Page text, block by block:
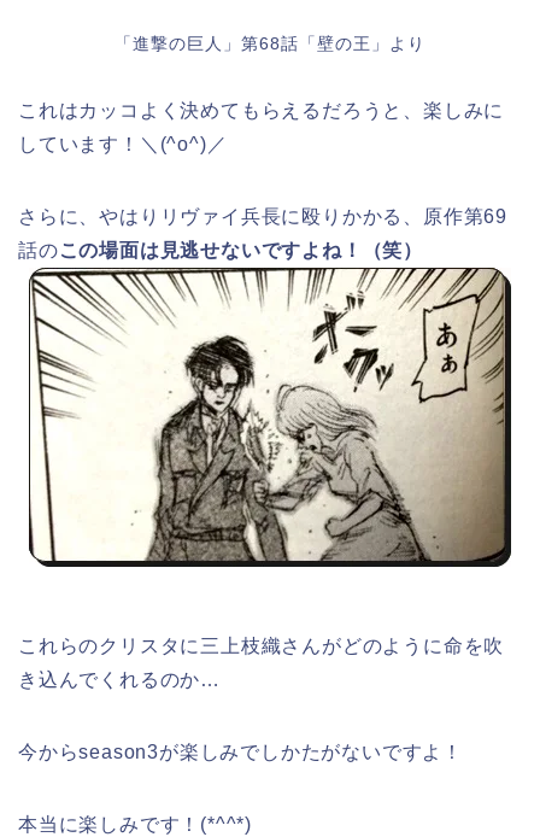
「進撃の巨人」第68話「壁の王」より
これはカッコよく決めてもらえるだろうと、楽しみに
しています！＼(^o^)／
さらに、やはりリヴァイ兵長に殴りかかる、原作第69
話のこの場面は見逃せないですよね！（笑）
これらのクリスタに三上枝織さんがどのように命を吹
き込んでくれるのか…
今からseason3が楽しみでしかたがないですよ！
本当に楽しみです！(*^^*)